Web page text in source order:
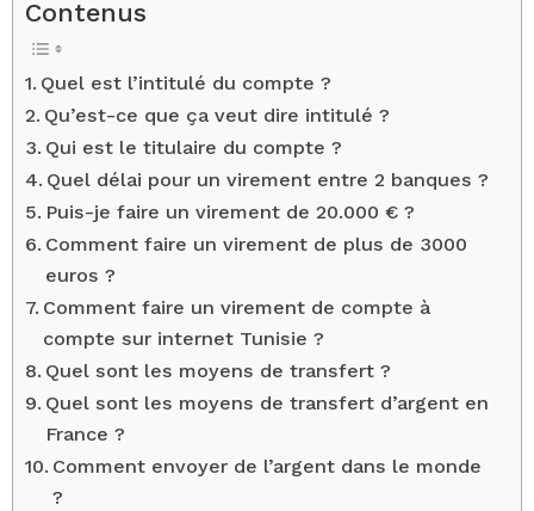
Contenus
Quel est l’intitulé du compte ?
Qu’est-ce que ça veut dire intitulé ?
Qui est le titulaire du compte ?
Quel délai pour un virement entre 2 banques ?
Puis-je faire un virement de 20.000 € ?
Comment faire un virement de plus de 3000
euros ?
Comment faire un virement de compte à
compte sur internet Tunisie ?
Quel sont les moyens de transfert ?
Quel sont les moyens de transfert d’argent en
France ?
Comment envoyer de l’argent dans le monde
?